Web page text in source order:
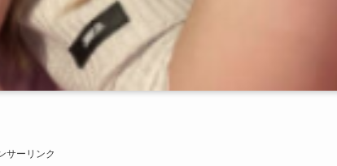
サーリンク